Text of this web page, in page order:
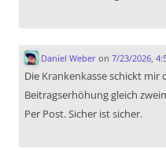
Daniel Weberon 7/23/2026,
Die Krankenkasse schickt mir
Beitragserhöhung gleich
Per Post. Sicher ist sicher.